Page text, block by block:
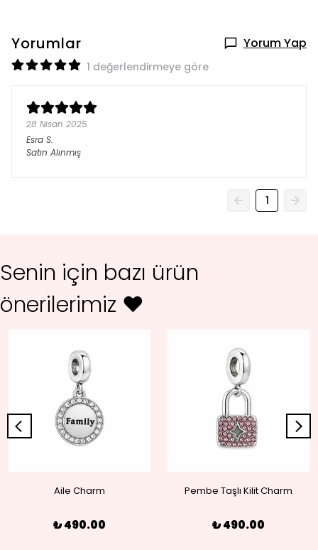
Yorumlar Yorum Yap
1 değerlendirmeye göre
28 Nisan 2025
Esra S.
Satın Alınmış
1
Senin için bazı ürün
önerilerimiz ♥
Aile Charm
₺ 490.00
Pembe Taşlı Kilit Charm
₺ 490.00